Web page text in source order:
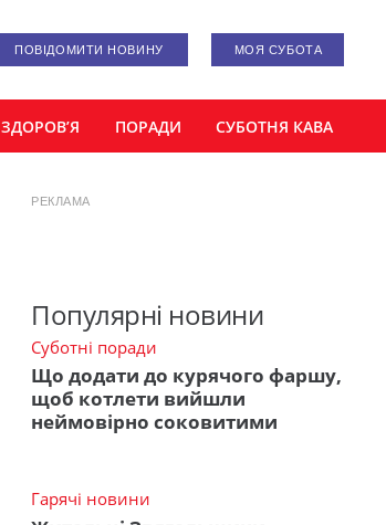
ПОВІДОМИТИ НОВИНУ МОЯ СУБОТА
ЗДОРОВ’Я ПОРАДИ СУБОТНЯ КАВА
РЕКЛАМА
Популярні новини
Суботні поради
Що додати до курячого фаршу,
щоб котлети вийшли
неймовірно соковитими
Гарячі новини